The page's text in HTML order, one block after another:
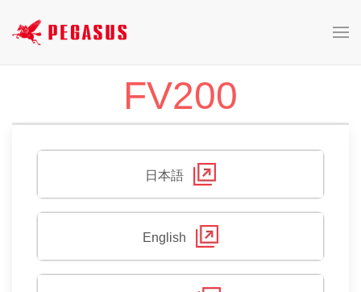
FV200
日本語
English